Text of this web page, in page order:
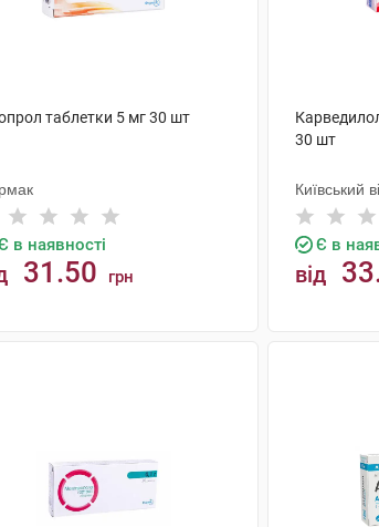
таблетки 5 мг 30 шт
в наявності
31.50 грн
30 шт
Київський
Є в
від